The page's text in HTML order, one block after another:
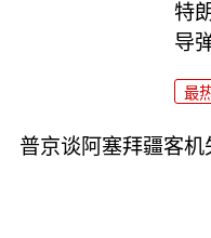
特
导
最
普京谈阿塞拜疆客